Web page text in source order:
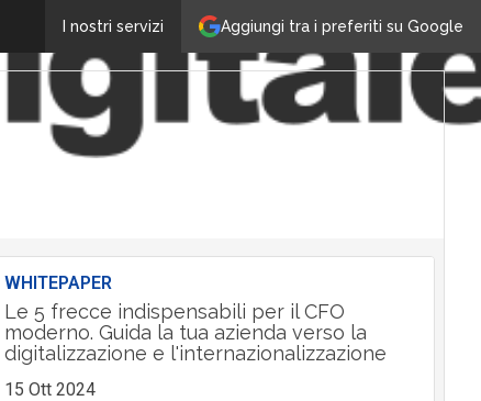
Aggiungi tra i preferiti su Google
I nostri servizi
WHITEPAPER
Le 5 frecce indispensabili per il CFO
moderno. Guida la tua azienda verso la
digitalizzazione e l'internazionalizzazione
15 Ott 2024